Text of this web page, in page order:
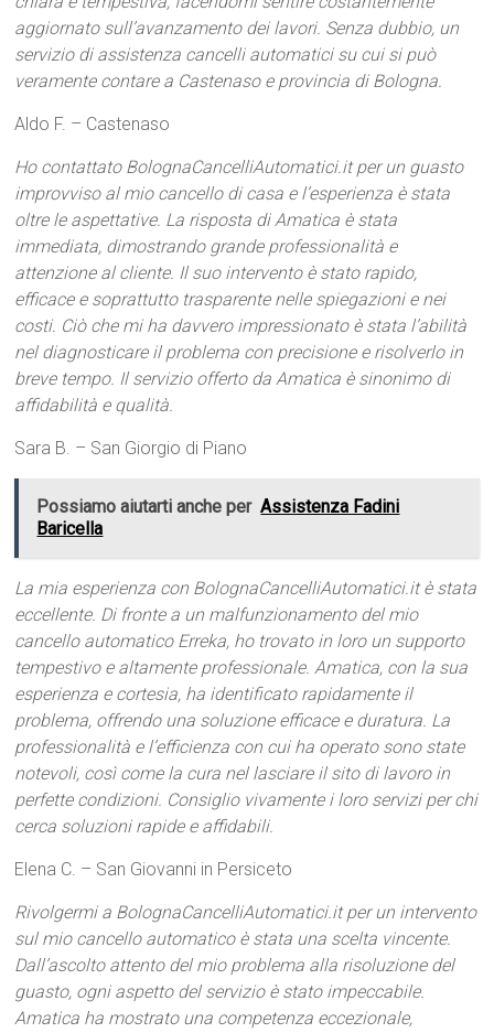
aggiornato sull’avanzamento dei lavori. Senza dubbio, un
servizio di assistenza cancelli automatici su cui si può
veramente contare a Castenaso e provincia di Bologna.
Aldo F. – Castenaso
Ho contattato BolognaCancelliAutomatici.it per un guasto
improvviso al mio cancello di casa e l’esperienza è stata
oltre le aspettative. La risposta di Amatica è stata
immediata, dimostrando grande professionalità e
attenzione al cliente. Il suo intervento è stato rapido,
efficace e soprattutto trasparente nelle spiegazioni e nei
costi. Ciò che mi ha davvero impressionato è stata l’abilità
nel diagnosticare il problema con precisione e risolverlo in
breve tempo. Il servizio offerto da Amatica è sinonimo di
affidabilità e qualità.
Sara B. – San Giorgio di Piano
Possiamo aiutarti anche per Assistenza Fadini
Baricella
La mia esperienza con BolognaCancelliAutomatici.it è stata
eccellente. Di fronte a un malfunzionamento del mio
cancello automatico Erreka, ho trovato in loro un supporto
tempestivo e altamente professionale. Amatica, con la sua
esperienza e cortesia, ha identificato rapidamente il
problema, offrendo una soluzione efficace e duratura. La
professionalità e l’efficienza con cui ha operato sono state
notevoli, così come la cura nel lasciare il sito di lavoro in
perfette condizioni. Consiglio vivamente i loro servizi per chi
cerca soluzioni rapide e affidabili.
Elena C. – San Giovanni in Persiceto
Rivolgermi a BolognaCancelliAutomatici.it per un intervento
sul mio cancello automatico è stata una scelta vincente.
Dall’ascolto attento del mio problema alla risoluzione del
guasto, ogni aspetto del servizio è stato impeccabile.
Amatica ha mostrato una competenza eccezionale,